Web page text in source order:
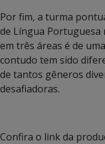
Por fim, a turma
de Língua Portuguesa
em três áreas é de
contudo tem sido
de tantos gêneros
desafiadoras.
Confira o link da